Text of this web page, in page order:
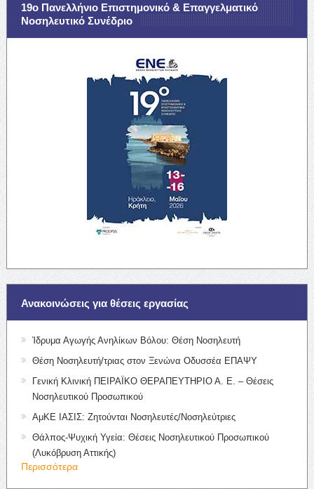
19ο Πανελλήνιο Επιστημονικό & Επαγγελματικό
Νοσηλευτικό Συνέδριο
Ανακοινώσεις για θέσεις εργασίας
Ίδρυμα Αγωγής Ανηλίκων Βόλου: Θέση Νοσηλευτή
Θέση Νοσηλευτή/τριας στον Ξενώνα Οδυσσέα ΕΠΑΨΥ
Γενική Κλινική ΠΕΙΡΑΪΚΟ ΘΕΡΑΠΕΥΤΗΡΙΟ Α. Ε. – Θέσεις
Νοσηλευτικού Προσωπικού
ΑμΚΕ ΙΑΣΙΣ: Ζητούνται Νοσηλευτές/Νοσηλεύτριες
Θάλπος-Ψυχική Υγεία: Θέσεις Νοσηλευτικού Προσωπικού
(Λυκόβρυση Αττικής)
Περισσότερα